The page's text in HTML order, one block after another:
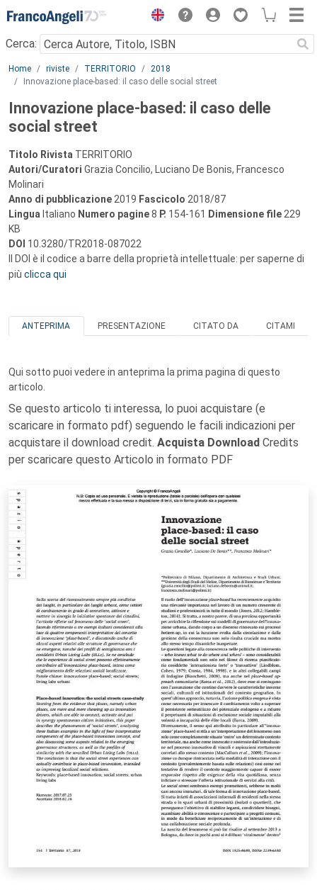
Menu
Cerca:
Main content
Home riviste TERRITORIO
2018
Innovazione place-based: il caso delle social street
Innovazione place-based: il caso delle
social street
Titolo Rivista TERRITORIO
Autori/Curatori Grazia Concilio, Luciano De Bonis, Francesco
Molinari
Anno di pubblicazione 2019 Fascicolo 2018/87
Lingua Italiano Numero pagine8 P. 154-161 Dimensione file 229
KB
DOI 10.3280/TR2018-087022
Il DOI è il codice a barre della proprietà intellettuale: per saperne di
più clicca qui
ANTEPRIMA PRESENTAZIONE CITATO DA CITAMI
Qui sotto puoi vedere in anteprima la prima pagina di questo
articolo.
Se questo articolo ti interessa, lo puoi acquistare (e
scaricare in formato pdf) seguendo le facili indicazioni per
acquistare il download credit. Acquista Download Credits
per scaricare questo Articolo in formato PDF